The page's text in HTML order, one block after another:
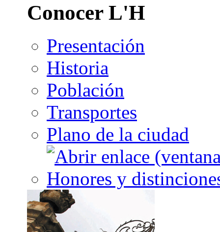
Conocer L'H
Presentación
Historia
Población
Transportes
Plano de la ciudad
Honores y